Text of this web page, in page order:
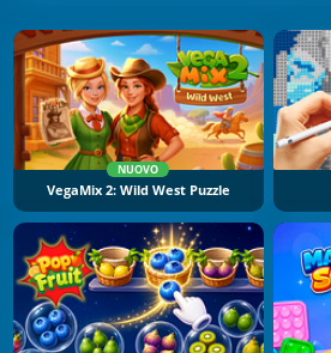
NUOVO
VegaMix 2: Wild West Puzzle